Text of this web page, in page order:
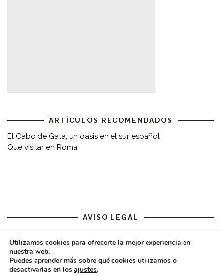
ARTÍCULOS RECOMENDADOS
El Cabo de Gata, un oasis en el sur español
Que visitar en Roma
AVISO LEGAL
Aviso legal
Utilizamos cookies para ofrecerte la mejor experiencia en
nuestra web.
Puedes aprender más sobre qué cookies utilizamos o
desactivarlas en los ajustes.